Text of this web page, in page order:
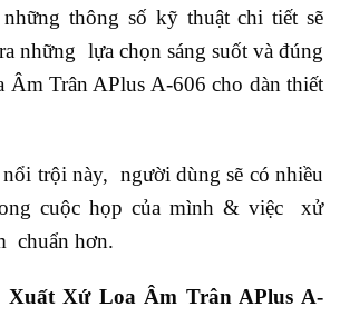
thông số kỹ thuật chi tiết sẽ
những lựa chọn sáng suốt và đúng
Âm Trân APlus A-606 cho dàn thiết
trội này, người dùng sẽ có nhiều
cuộc họp của mình & việc xử
chuẩn hơn.
Xuất Xứ Loa Âm Trân APlus A-